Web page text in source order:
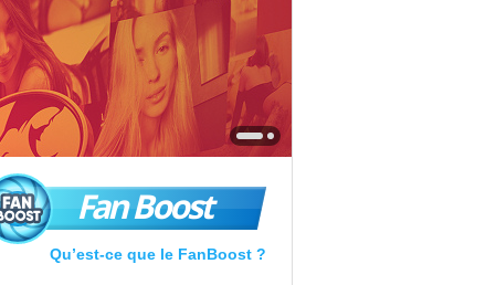
Fan Boost
Qu’est-ce que le FanBoost ?